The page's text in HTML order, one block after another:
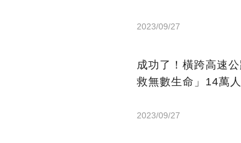
2023/09/27
成功了！橫跨高速
救無數生命」14萬
2023/09/27